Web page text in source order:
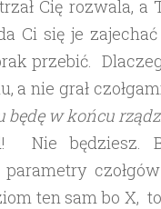
Cię rozwala, a
Ci się je
przebić.
a nie grał
będę w końcu
Nie będziesz.
ten sam bo X,